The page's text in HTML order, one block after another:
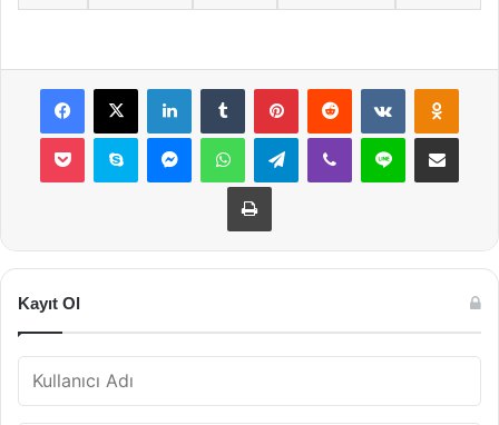
Facebook
X LinkedInTumblr PinterestReddit VKontakte
Pocket Skype MessengerWhatsAppTelegramViber Line E-Posta ile
Yazdır
Kayıt Ol